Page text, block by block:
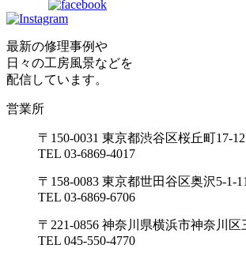
最新の修理事例や
日々の工房風景などを
配信しています。
営業所
〒150-0031 東京都渋谷区桜丘町17-12
TEL 03-6869-4017
〒158-0083 東京都世田谷区奥沢5-1-11
TEL 03-6869-6706
〒221-0856 神奈川県横浜市神奈川区
TEL 045-550-4770